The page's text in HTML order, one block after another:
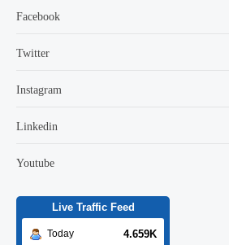
Facebook
Twitter
Instagram
Linkedin
Youtube
Live Traffic Feed
Today 4.659K